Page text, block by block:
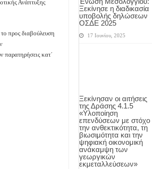
Ξεκίνησε η διαδικασία
υποβολής δηλώσεων
ΟΣΔΕ 2025
17 Ιουνίου, 2025
Ξεκίνησαν οι αιτήσεις
της Δράσης 4.1.5
«Υλοποίηση
επενδύσεων με στόχο
την ανθεκτικότητα, τη
βιωσιμότητα και την
ψηφιακή οικονομική
ανάκαμψη των
γεωργικών
εκμεταλλεύσεων»
Ανάπτυξης
προς διαβούλευση
κατ΄